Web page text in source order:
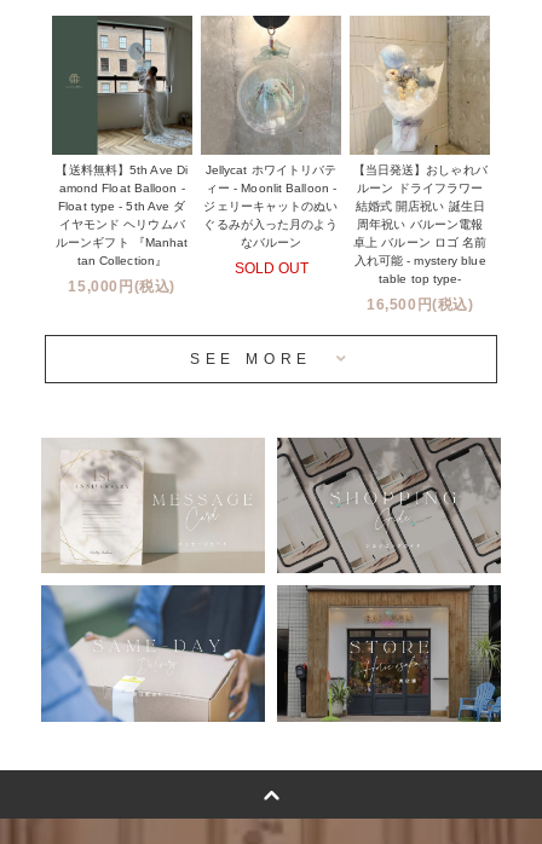
１１０００円以上
NEW YORK MIND - ニューヨークスタイルバルーン
※コンフェッティバルーン -プリント内容-
企業・法人様
ウェディングコンフェッティバルーン特集
実店舗について -大阪 堀江店・名古屋 星ヶ丘店・滋賀 配送
センター店・沖縄 嘉手納基地店-
プリントサービス
前撮り写真バルーン特集
姉妹店＆関連ショップについて
安心のチャビーバルーン
おすすめ商品
バルーン自動販売機
浮くバルーンオーダーメイド - coming soonn -
卓上バルーンオーダーメイド
ムーンリットバルーンについて
その他オーダーメイド
バルーンフラワーブーケについて
プリントフォント詳細＆使用例
【送料無料】5th Ave Di
amond Float Balloon -
Float type - 5th Ave ダ
イヤモンド ヘリウムバ
ルーンギフト 『Manhat
tan Collection』
15,000円(税込)
Jellycat ホワイトリバテ
ィー - Moonlit Balloon -
ジェリーキャットのぬい
ぐるみが入った月のよう
なバルーン
SOLD OUT
【当日発送】おしゃれバ
ルーン ドライフラワー
結婚式 開店祝い 誕生日
周年祝い バルーン電報
卓上 バルーン ロゴ 名前
入れ可能 - mystery blue
table top type-
16,500円(税込)
SEE MORE